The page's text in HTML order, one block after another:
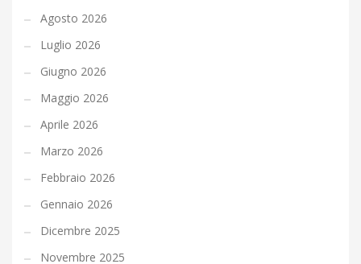
Agosto 2026
Luglio 2026
Giugno 2026
Maggio 2026
Aprile 2026
Marzo 2026
Febbraio 2026
Gennaio 2026
Dicembre 2025
Novembre 2025